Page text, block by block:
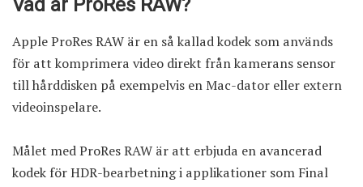
Vad är ProRes RAW?
Apple ProRes RAW är en så kallad kodek som används
för att komprimera video direkt från kamerans sensor
till hårddisken på exempelvis en Mac-dator eller extern
videoinspelare.
Målet med ProRes RAW är att erbjuda en avancerad
kodek för HDR-bearbetning i applikationer som Final